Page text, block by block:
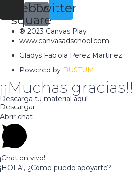
Facebook-
square
Twitter
® 2023 Canvas Play
www.canvasadschool.com
Gladys Fabiola Pérez Martínez
Powered by BUSTUM
¡¡Muchas gracias!!
Descarga tu material aquí
Descargar
Abrir chat
¡Chat en vivo!
¡HOLA!, ¿Cómo puedo apoyarte?